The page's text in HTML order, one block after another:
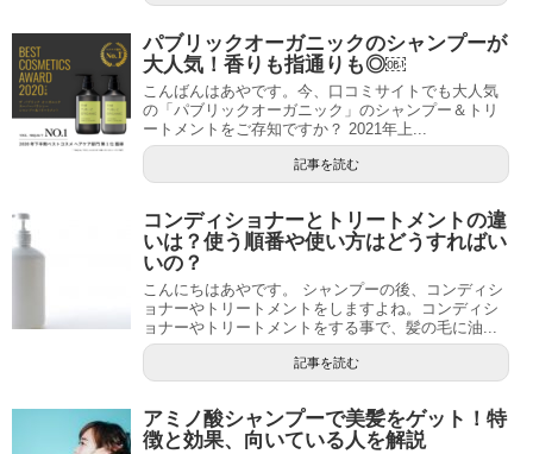
パブリックオーガニックのシャンプーが
大人気！香りも指通りも◎￼
こんばんはあやです。今、口コミサイトでも大人気
の「パブリックオーガニック」のシャンプー＆トリ
ートメントをご存知ですか？ 2021年上...
記事を読む
コンディショナーとトリートメントの違
いは？使う順番や使い方はどうすればい
いの？
こんにちはあやです。 シャンプーの後、コンディシ
ョナーやトリートメントをしますよね。コンディシ
ョナーやトリートメントをする事で、髪の毛に油...
記事を読む
アミノ酸シャンプーで美髪をゲット！特
徴と効果、向いている人を解説